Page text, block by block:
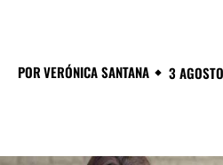
PORVERÓNICA SANTANA 3